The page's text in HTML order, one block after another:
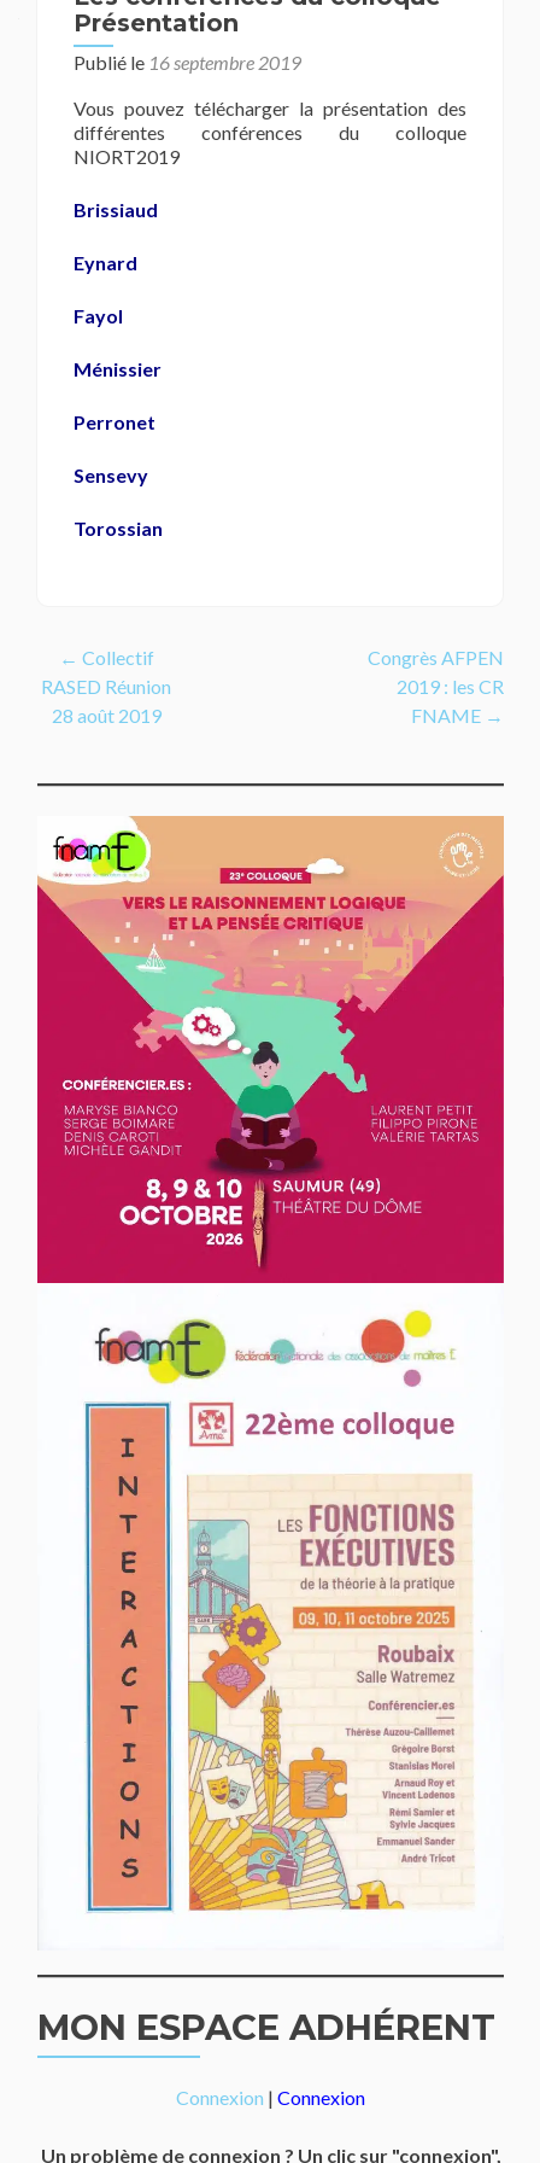
Présentation
Publié le 16 septembre 2019
Vous pouvez télécharger la présentation des
différentes conférences du colloque
NIORT2019
Brissiaud
Eynard
Fayol
Ménissier
Perronet
Sensevy
Torossian
Navigation
de
← Collectif
RASED Réunion
28 août 2019
Congrès AFPEN
2019 : les CR
FNAME →
MON ESPACE ADHÉRENT
Connexion | Connexion
Un problème de connexion ? Un clic sur "connexion",